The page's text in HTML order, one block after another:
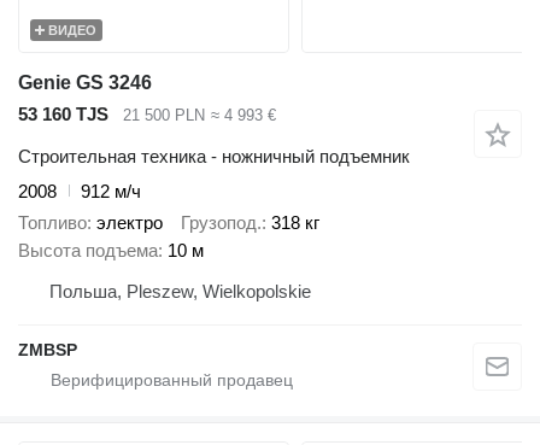
ВИДЕО
Genie GS 3246
53 160 TJS
21 500 PLN ≈ 4 993 €
Строительная техника - ножничный подъемник
2008
912 м/ч
Топливо электро Грузопод. 318 кг
Высота подъема 10 м
Польша, Pleszew, Wielkopolskie
ZMBSP